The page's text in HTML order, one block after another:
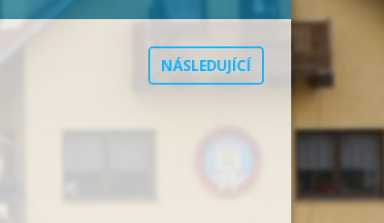
NÁSLEDUJÍCÍ